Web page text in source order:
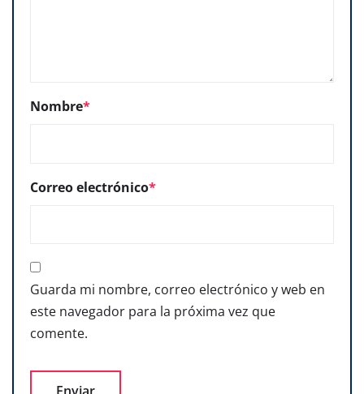
Nombre*
Correo electrónico*
Guarda mi nombre, correo electrónico y web en
este navegador para la próxima vez que
comente.